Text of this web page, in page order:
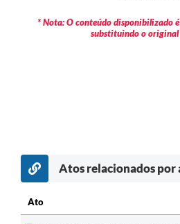
* Nota: O conteúdo disponibilizado
substituindo o
Atos relacionados por
Ato